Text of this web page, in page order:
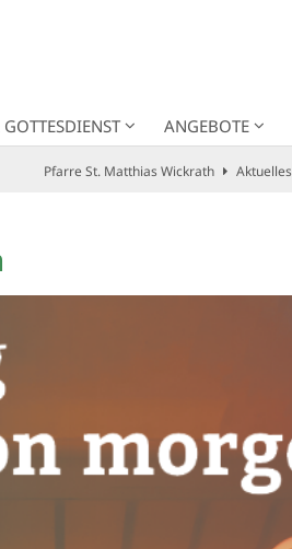
ANGEBOTE
Pfarre St. Matthias Wickrath Aktuelles